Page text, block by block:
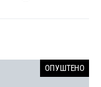
ОПУШТЕНО